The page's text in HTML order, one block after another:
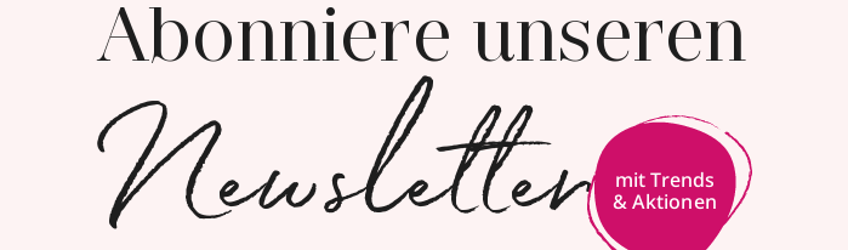
Abonniere unseren
Newsletter
mit Trends
& Aktionen